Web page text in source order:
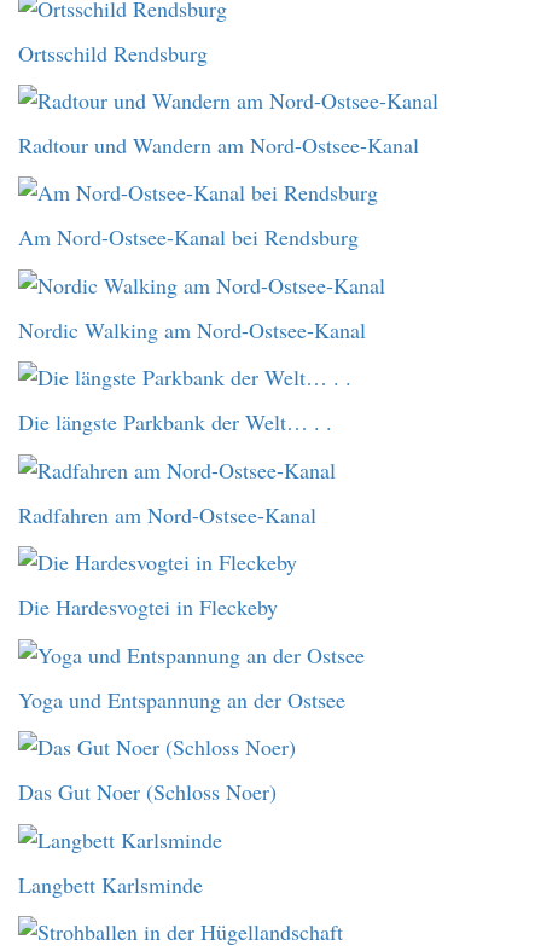
Ortsschild Rendsburg
Radtour und Wandern am Nord-Ostsee-Kanal
Am Nord-Ostsee-Kanal bei Rendsburg
Nordic Walking am Nord-Ostsee-Kanal
Die längste Parkbank der Welt… . .
Radfahren am Nord-Ostsee-Kanal
Die Hardesvogtei in Fleckeby
Yoga und Entspannung an der Ostsee
Das Gut Noer (Schloss Noer)
Langbett Karlsminde